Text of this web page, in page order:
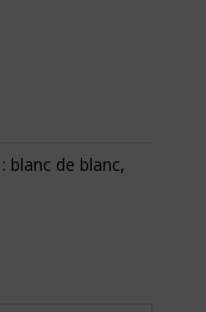
blanc de blanc,